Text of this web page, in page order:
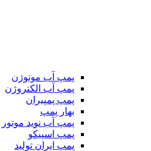
پمپ آب موتوژن
پمپ آب الکتروژن
پمپ پمپیران
بهار پمپ
پمپ آب نوید موتور
پمپ اسپیکو
پمپ ایران تولید